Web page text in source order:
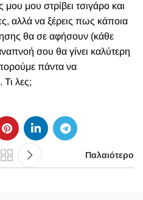
μου στρίβει τσιγάρο και
αλλά να ξέρεις πως κάποια
θα σε αφήσουν (κάθε
σου θα γίνει καλύτερη
πάντα να
λες;
Παλαιότερο